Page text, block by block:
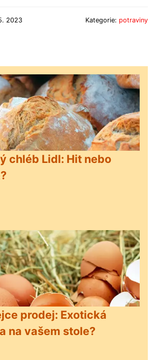
2023 Kategorie: potraviny
chléb Lidl: Hit nebo
prodej: Exotická
na vašem stole?